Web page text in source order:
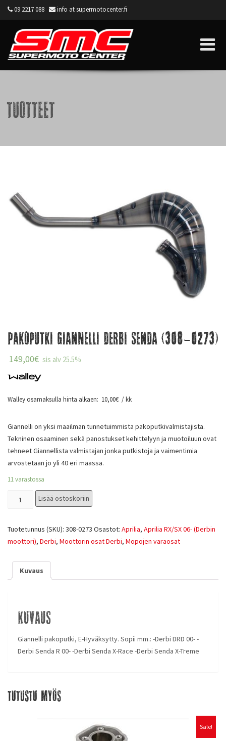
09 2217 088 info at supermotocenter.fi
Tuotteet
Pakoputki Giannelli Derbi Senda (308-0273)
149,00€ sis alv 25.5%
Walley osamaksulla hinta alkaen: 10,00€ / kk
Giannelli on yksi maailman tunnetuimmista pakoputkivalmistajista.
Tekninen osaaminen sekä panostukset kehittelyyn ja muotoiluun ovat
tehneet Giannellista valmistajan jonka putkistoja ja vaimentimia
arvostetaan jo yli 40 eri maassa.
11 varastossa
Lisää ostoskoriin
Tuotetunnus (SKU): 308-0273 Osastot: Aprilia, Aprilia RX/SX 06- (Derbin
moottori), Derbi, Moottorin osat Derbi, Mopojen varaosat
Kuvaus
Kuvaus
Giannelli pakoputki, E-Hyväksytty. Sopii mm.: -Derbi DRD 00- -
Derbi Senda R 00- -Derbi Senda X-Race -Derbi Senda X-Treme
Tutustu myös
Sale!